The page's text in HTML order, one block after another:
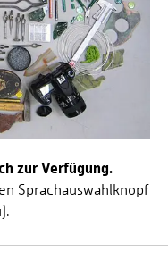
zur Verfügung.
Sprachauswahlknopf